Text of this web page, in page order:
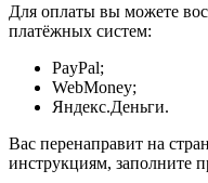
Для оплаты вы можете
платёжных систем:
PayPal;
WebMoney;
Яндекс.Деньги.
Вас перенаправит на
инструкциям, заполните